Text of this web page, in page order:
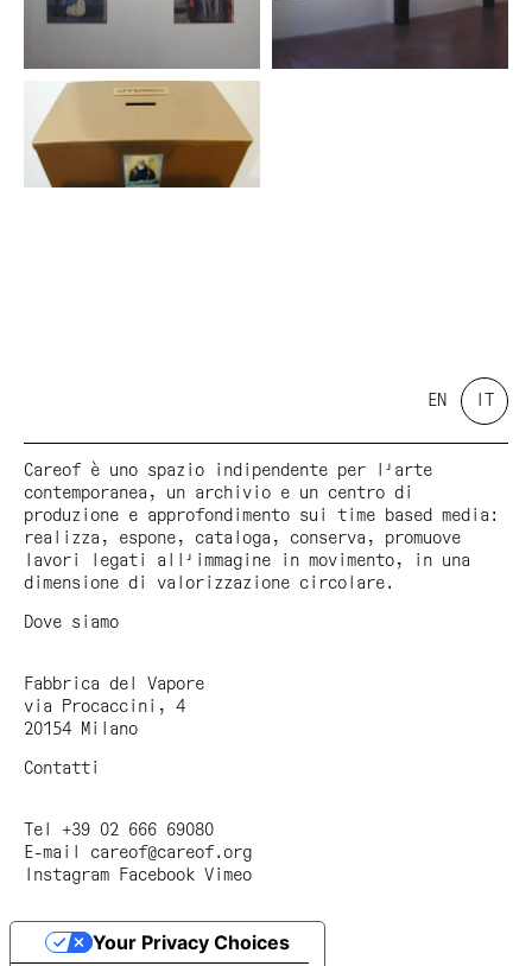
EN
Careof è uno spazio indipendente per l'arte
contemporanea, un archivio e un centro di
produzione e approfondimento sui time based media:
realizza, espone, cataloga, conserva, promuove
lavori legati all'immagine in movimento, in una
dimensione di valorizzazione circolare.
Dove siamo
Fabbrica del Vapore
via Procaccini, 4
20154 Milano
Contatti
Tel +39 02 666 69080
E-mail careof@careof.org
Instagram
Facebook Vimeo
Your Privacy Choices